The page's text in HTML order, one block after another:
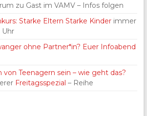
zu Gast im VAMV – Infos folgen
Starke Eltern Starke Kinderimmer
Uhr
ohne Partner*in? Euer Infoabend
von Teenagern sein – wie geht das?
Freitagsspezial – Reihe